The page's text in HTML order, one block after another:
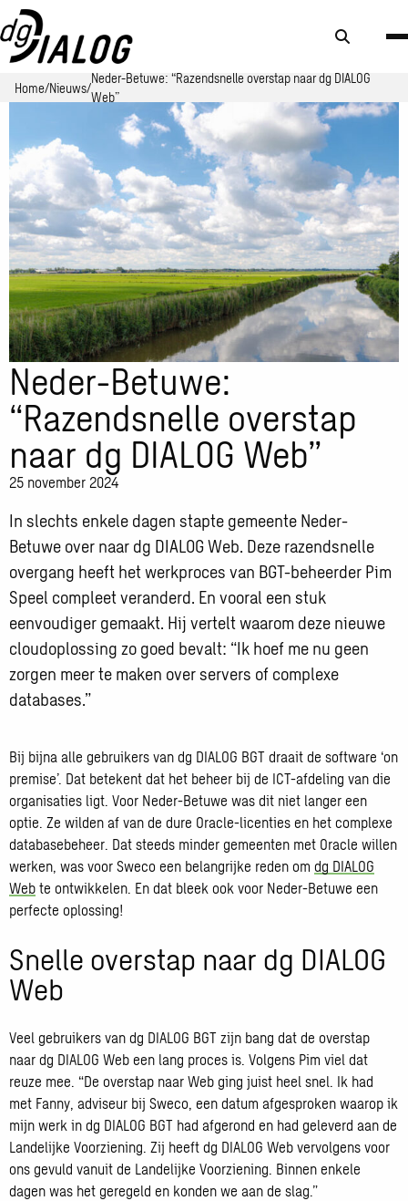
Zoek
Home Nieuws
Neder-Betuwe: “Razendsnelle overstap naar dg DIALOG
Web”
Neder-Betuwe:
“Razendsnelle overstap
naar dg DIALOG Web”
25 november 2024
In slechts enkele dagen stapte gemeente Neder-
Betuwe over naar dg DIALOG Web. Deze razendsnelle
overgang heeft het werkproces van BGT-beheerder Pim
Speel compleet veranderd. En vooral een stuk
eenvoudiger gemaakt. Hij vertelt waarom deze nieuwe
cloudoplossing zo goed bevalt: “Ik hoef me nu geen
zorgen meer te maken over servers of complexe
databases.”
Bij bijna alle gebruikers van dg DIALOG BGT draait de software ‘on
premise’. Dat betekent dat het beheer bij de ICT-afdeling van die
organisaties ligt. Voor Neder-Betuwe was dit niet langer een
optie. Ze wilden af van de dure Oracle-licenties en het complexe
databasebeheer. Dat steeds minder gemeenten met Oracle willen
werken, was voor Sweco een belangrijke reden om dg DIALOG
Web te ontwikkelen. En dat bleek ook voor Neder-Betuwe een
perfecte oplossing!
Snelle overstap naar dg DIALOG
Web
Veel gebruikers van dg DIALOG BGT zijn bang dat de overstap
naar dg DIALOG Web een lang proces is. Volgens Pim viel dat
reuze mee. “De overstap naar Web ging juist heel snel. Ik had
met Fanny, adviseur bij Sweco, een datum afgesproken waarop ik
mijn werk in dg DIALOG BGT had afgerond en had geleverd aan de
Landelijke Voorziening. Zij heeft dg DIALOG Web vervolgens voor
ons gevuld vanuit de Landelijke Voorziening. Binnen enkele
dagen was het geregeld en konden we aan de slag.”